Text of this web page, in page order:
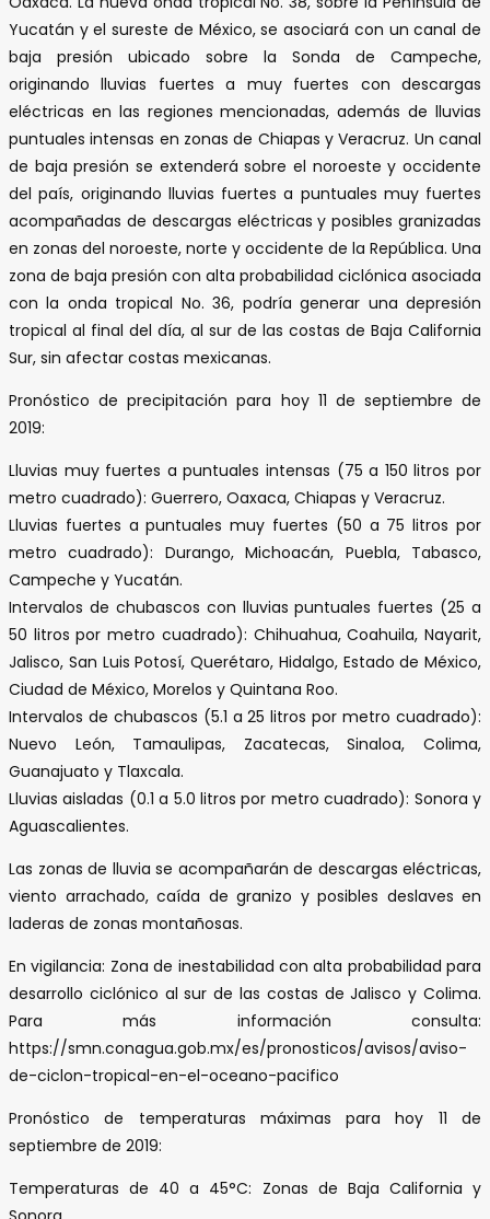
Yucatán y el sureste de México, se asociará con un canal de
baja presión ubicado sobre la Sonda de Campeche,
originando lluvias fuertes a muy fuertes con descargas
eléctricas en las regiones mencionadas, además de lluvias
puntuales intensas en zonas de Chiapas y Veracruz. Un canal
de baja presión se extenderá sobre el noroeste y occidente
del país, originando lluvias fuertes a puntuales muy fuertes
acompañadas de descargas eléctricas y posibles granizadas
en zonas del noroeste, norte y occidente de la República. Una
zona de baja presión con alta probabilidad ciclónica asociada
con la onda tropical No. 36, podría generar una depresión
tropical al final del día, al sur de las costas de Baja California
Sur, sin afectar costas mexicanas.
Pronóstico de precipitación para hoy 11 de septiembre de
2019:
Lluvias muy fuertes a puntuales intensas (75 a 150 litros por
metro cuadrado): Guerrero, Oaxaca, Chiapas y Veracruz.
Lluvias fuertes a puntuales muy fuertes (50 a 75 litros por
metro cuadrado): Durango, Michoacán, Puebla, Tabasco,
Campeche y Yucatán.
Intervalos de chubascos con lluvias puntuales fuertes (25 a
50 litros por metro cuadrado): Chihuahua, Coahuila, Nayarit,
Jalisco, San Luis Potosí, Querétaro, Hidalgo, Estado de México,
Ciudad de México, Morelos y Quintana Roo.
Intervalos de chubascos (5.1 a 25 litros por metro cuadrado):
Nuevo León, Tamaulipas, Zacatecas, Sinaloa, Colima,
Guanajuato y Tlaxcala.
Lluvias aisladas (0.1 a 5.0 litros por metro cuadrado): Sonora y
Aguascalientes.
Las zonas de lluvia se acompañarán de descargas eléctricas,
viento arrachado, caída de granizo y posibles deslaves en
laderas de zonas montañosas.
En vigilancia: Zona de inestabilidad con alta probabilidad para
desarrollo ciclónico al sur de las costas de Jalisco y Colima.
Para más información consulta:
https://smn.conagua.gob.mx/es/pronosticos/avisos/aviso-
de-ciclon-tropical-en-el-oceano-pacifico
Pronóstico de temperaturas máximas para hoy 11 de
septiembre de 2019:
Temperaturas de 40 a 45°C: Zonas de Baja California y